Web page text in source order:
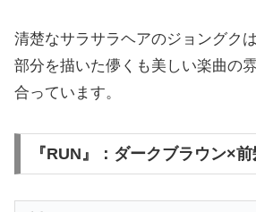
清楚なサラサラヘアのジョングク
部分を描いた儚くも美しい楽曲の
合っています。
『RUN』：ダークブラウン×